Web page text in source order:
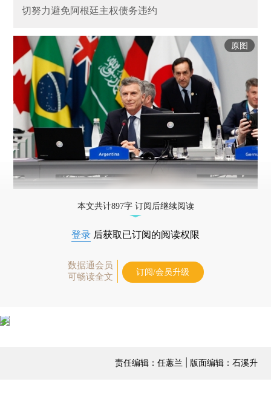
切努力避免阿根廷主权债务违约
原图
本文共计897字 订阅后继续阅读
登录 后获取已订阅的阅读权限
数据通会员
可畅读全文
订阅/会员升级
责任编辑：任蕙兰 | 版面编辑：石溪升